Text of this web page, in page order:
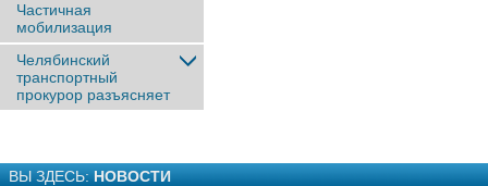
Частичная
мобилизация
Челябинский
транспортный
прокурор разъясняет
ВЫ ЗДЕСЬ: НОВОСТИ